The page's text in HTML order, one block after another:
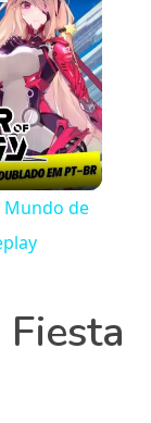
Mundo de